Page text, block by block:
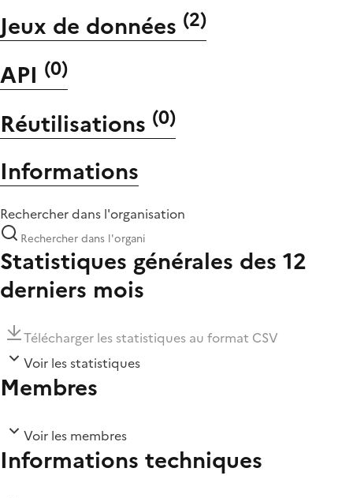
Jeux de données (2)
API (0)
Réutilisations (0)
Informations
Rechercher dans l'organisation
Statistiques générales des 12
derniers mois
Télécharger les statistiques au format CSV
Voir les statistiques
Membres
Voir les membres
Informations techniques